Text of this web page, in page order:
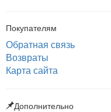
Покупателям
Обратная связь
Возвраты
Карта сайта
Дополнительно